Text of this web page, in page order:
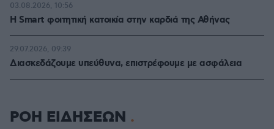
Η Smart φοιτητική κατοικία στην καρδιά της Αθήνας
03.08.2026, 10:56
Διασκεδάζουμε υπεύθυνα, επιστρέφουμε με ασφάλεια
29.07.2026, 09:39
ΡΟΗ ΕΙΔΗΣΕΩΝ